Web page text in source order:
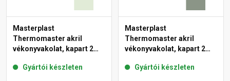
Masterplast
Thermomaster akril
vékonyvakolat, kapart 2
Gyártói készleten
Masterplast
Thermomaster akril
vékonyvakolat, kapart 2
Gyártói készleten